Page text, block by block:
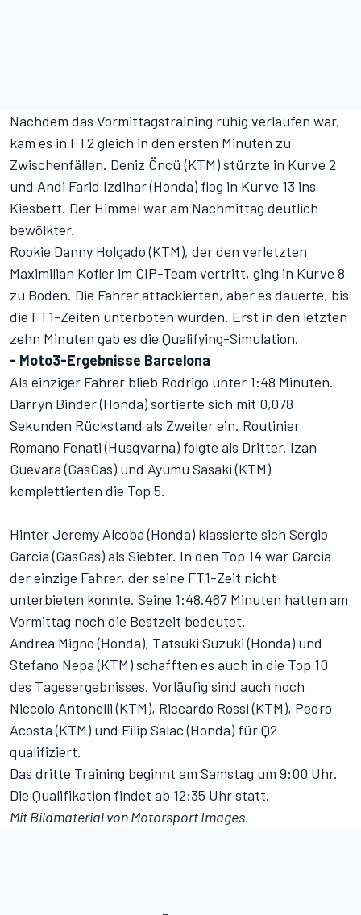
Nachdem das Vormittagstraining ruhig verlaufen war,
kam es in FT2 gleich in den ersten Minuten zu
Zwischenfällen. Deniz Öncü (KTM) stürzte in Kurve 2
und Andi Farid Izdihar (Honda) flog in Kurve 13 ins
Kiesbett. Der Himmel war am Nachmittag deutlich
bewölkter.
Rookie Danny Holgado (KTM), der den verletzten
Maximilian Kofler im CIP-Team vertritt, ging in Kurve 8
zu Boden. Die Fahrer attackierten, aber es dauerte, bis
die FT1-Zeiten unterboten wurden. Erst in den letzten
zehn Minuten gab es die Qualifying-Simulation.
- Moto3-Ergebnisse Barcelona
Als einziger Fahrer blieb Rodrigo unter 1:48 Minuten.
Darryn Binder (Honda) sortierte sich mit 0,078
Sekunden Rückstand als Zweiter ein. Routinier
Romano Fenati (Husqvarna) folgte als Dritter. Izan
Guevara (GasGas) und Ayumu Sasaki (KTM)
komplettierten die Top 5.
Hinter Jeremy Alcoba (Honda) klassierte sich Sergio
Garcia (GasGas) als Siebter. In den Top 14 war Garcia
der einzige Fahrer, der seine FT1-Zeit nicht
unterbieten konnte. Seine 1:48.467 Minuten hatten am
Vormittag noch die Bestzeit bedeutet.
Andrea Migno (Honda), Tatsuki Suzuki (Honda) und
Stefano Nepa (KTM) schafften es auch in die Top 10
des Tagesergebnisses. Vorläufig sind auch noch
Niccolo Antonelli (KTM), Riccardo Rossi (KTM), Pedro
Acosta (KTM) und Filip Salac (Honda) für Q2
qualifiziert.
Das dritte Training beginnt am Samstag um 9:00 Uhr.
Die Qualifikation findet ab 12:35 Uhr statt.
Mit Bildmaterial vonMotorsport Images.